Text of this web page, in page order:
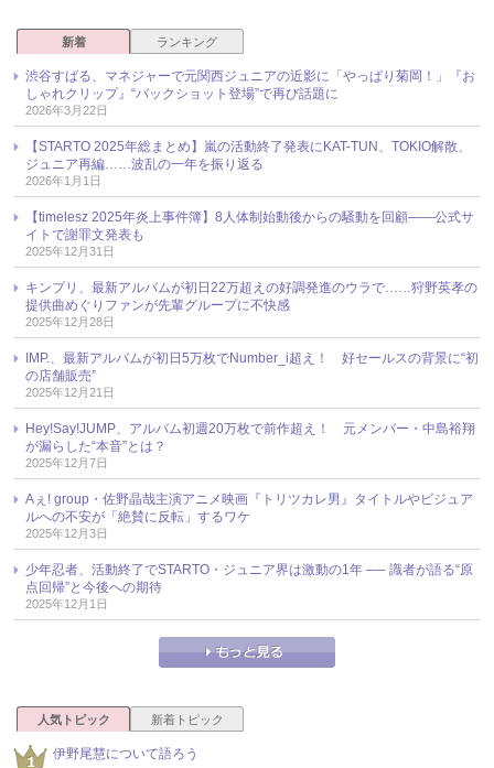
新着 ランキング
渋谷すばる、マネジャーで元関西ジュニアの近影に「やっぱり菊岡！」『お
しゃれクリップ』“バックショット登場”で再び話題に
2026年3月22日
【STARTO 2025年総まとめ】嵐の活動終了発表にKAT-TUN、TOKIO解散、
ジュニア再編……波乱の一年を振り返る
2026年1月1日
【timelesz 2025年炎上事件簿】8人体制始動後からの騒動を回顧――公式サ
イトで謝罪文発表も
2025年12月31日
キンプリ、最新アルバムが初日22万超えの好調発進のウラで……狩野英孝の
提供曲めぐりファンが先輩グループに不快感
2025年12月28日
IMP.、最新アルバムが初日5万枚でNumber_i超え！ 好セールスの背景に“初
の店舗販売”
2025年12月21日
Hey!Say!JUMP、アルバム初週20万枚で前作超え！ 元メンバー・中島裕翔
が漏らした“本音”とは？
2025年12月7日
Aぇ! group・佐野晶哉主演アニメ映画『トリツカレ男』タイトルやビジュア
ルへの不安が「絶賛に反転」するワケ
2025年12月3日
少年忍者、活動終了でSTARTO・ジュニア界は激動の1年 ── 識者が語る“原
点回帰”と今後への期待
2025年12月1日
人気トピック 新着トピック
伊野尾慧について語ろう